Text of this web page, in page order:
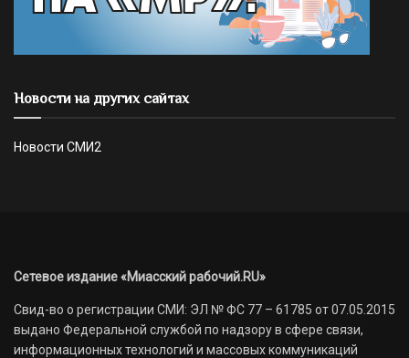
Новости на других сайтах
Новости СМИ2
Сетевое издание «Миасский рабочий.RU»
Свид-во о регистрации СМИ: ЭЛ № ФС 77 – 61785 от 07.05.2015
выдано Федеральной службой по надзору в сфере связи,
информационных технологий и массовых коммуникаций